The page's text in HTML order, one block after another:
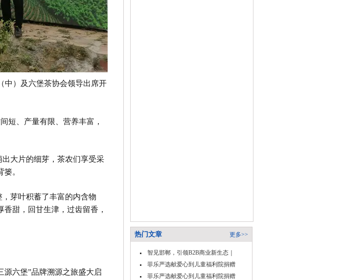
中）及六堡茶协会领导出席开
短、产量有限、营养丰富，
大片的细芽，茶农们享受采
。
芽叶积蓄了丰富的内含物
甜，回甘生津，过齿留香，
源六堡”品牌溯源之旅盛大启
热门文章 更多>>
智见邯郸，引领B2B商业新生态｜
菲乐严选献爱心到儿童福利院捐赠
菲乐严选献爱心到儿童福利院捐赠